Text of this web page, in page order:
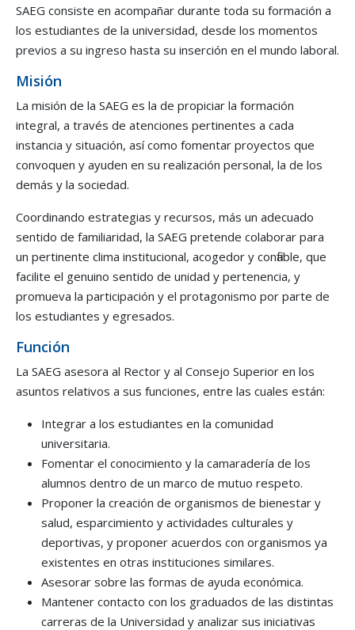
SAEG consiste en acompañar durante toda su formación a
los estudiantes de la universidad, desde los momentos
previos a su ingreso hasta su inserción en el mundo laboral.
Misión
La misión de la SAEG es la de propiciar la formación
integral, a través de atenciones pertinentes a cada
instancia y situación, así como fomentar proyectos que
convoquen y ayuden en su realización personal, la de los
demás y la sociedad.
Coordinando estrategias y recursos, más un adecuado
sentido de familiaridad, la SAEG pretende colaborar para
un pertinente clima institucional, acogedor y confiable, que
facilite el genuino sentido de unidad y pertenencia, y
promueva la participación y el protagonismo por parte de
los estudiantes y egresados.
Función
La SAEG asesora al Rector y al Consejo Superior en los
asuntos relativos a sus funciones, entre las cuales están:
Integrar a los estudiantes en la comunidad
universitaria.
Fomentar el conocimiento y la camaradería de los
alumnos dentro de un marco de mutuo respeto.
Proponer la creación de organismos de bienestar y
salud, esparcimiento y actividades culturales y
deportivas, y proponer acuerdos con organismos ya
existentes en otras instituciones similares.
Asesorar sobre las formas de ayuda económica.
Mantener contacto con los graduados de las distintas
carreras de la Universidad y analizar sus iniciativas